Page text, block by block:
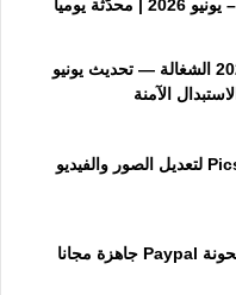
أكواد فري فاير 2026 الشغالة — تحديث يونيو
الآمنة
تحميل تطبيق PicsArt لتعديل الصور والفيديو
حسابات بايبال مشحونة Paypal جاهزة مجانا